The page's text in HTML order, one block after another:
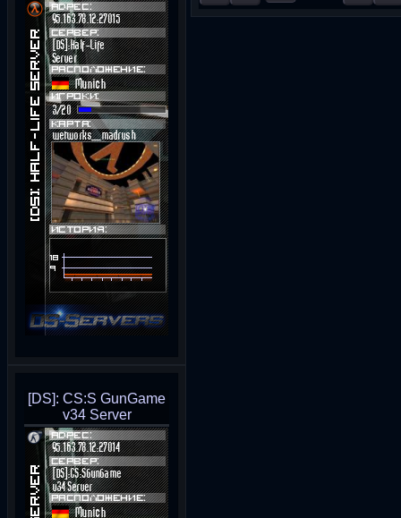
[DS]: CS:S GunGame
v34 Server